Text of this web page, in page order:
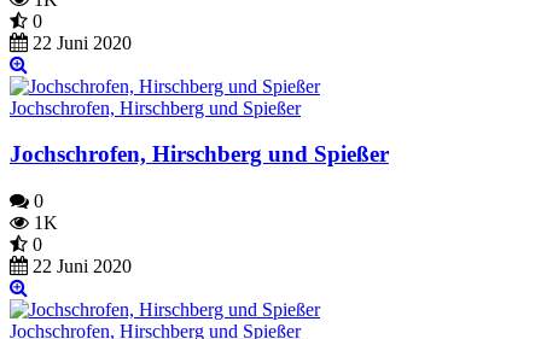
0
22 Juni 2020
Jochschrofen, Hirschberg und Spießer
Jochschrofen, Hirschberg und Spießer
0
1K
0
22 Juni 2020
Jochschrofen, Hirschberg und Spießer